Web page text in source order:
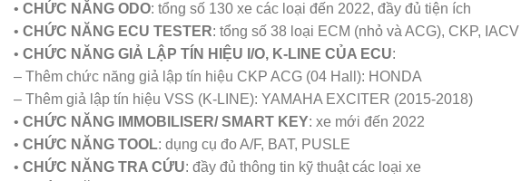
• CHỨC NĂNG ODO: tổng số 130 xe các loại đến 2022, đầy đủ tiện ích
• CHỨC NĂNG ECU TESTER: tổng số 38 loại ECM (nhỏ và ACG), CKP, IACV
• CHỨC NĂNG GIẢ LẬP TÍN HIỆU I/O, K-LINE CỦA ECU:
– Thêm chức năng giả lập tín hiệu CKP ACG (04 Hall): HONDA
– Thêm giả lập tín hiệu VSS (K-LINE): YAMAHA EXCITER (2015-2018)
• CHỨC NĂNG IMMOBILISER/ SMART KEY: xe mới đến 2022
• CHỨC NĂNG TOOL: dụng cụ đo A/F, BAT, PUSLE
• CHỨC NĂNG TRA CỨU: đầy đủ thông tin kỹ thuật các loại xe